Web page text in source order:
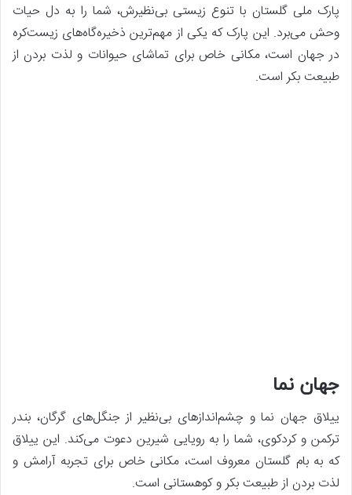
پارک ملی گلستان با تنوع زیستی بی‌نظیرش، شما را به دل حیات
وحش می‌برد. این پارک که یکی از مهم‌ترین ذخیره‌گاه‌های زیست‌کره
در جهان است، مکانی خاص برای تماشای حیوانات و لذت بردن از
طبیعت بکر است.
جهان نما
ییلاق جهان نما و چشم‌اندازهای بی‌نظیر از جنگل‌های گرگان، بندر
ترکمن و کردکوی، شما را به رویایی شیرین دعوت می‌کند. این ییلاق
که به بام گلستان معروف است، مکانی خاص برای تجربه آرامش و
لذت بردن از طبیعت بکر و کوهستانی است.